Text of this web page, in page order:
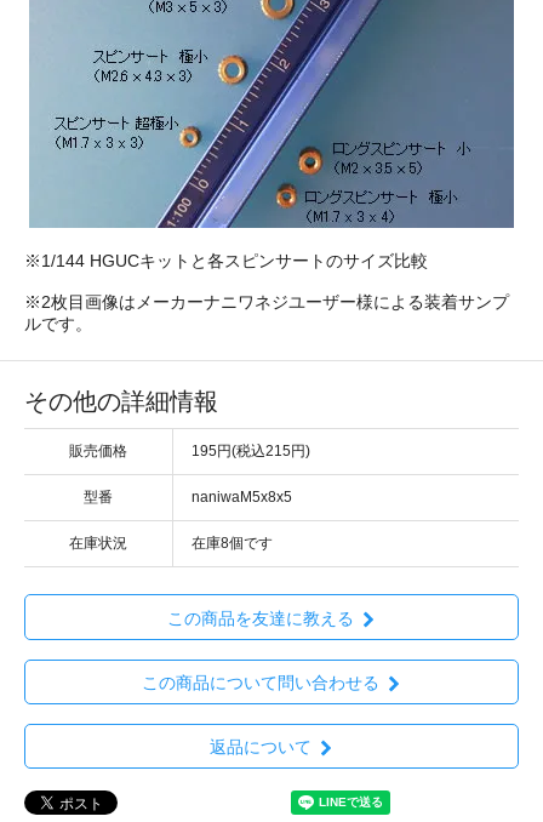
※1/144 HGUCキットと各スピンサートのサイズ比較
※2枚目画像はメーカーナニワネジユーザー様による装着サンプ
ルです。
その他の詳細情報
販売価格 195円(税込215円)
型番 naniwaM5x8x5
在庫状況 在庫8個です
この商品を友達に教える
この商品について問い合わせる
返品について